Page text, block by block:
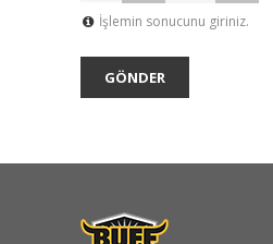
İşlemin sonucunu giriniz.